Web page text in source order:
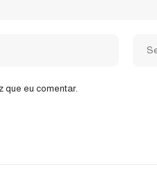
que eu comentar.